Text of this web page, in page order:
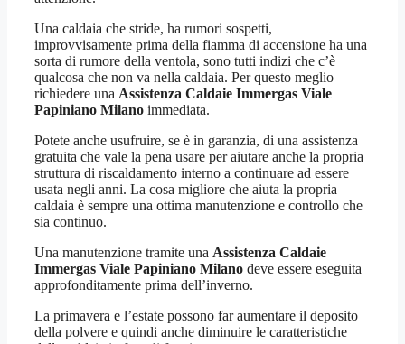
Una caldaia che stride, ha rumori sospetti,
improvvisamente prima della fiamma di accensione ha una
sorta di rumore della ventola, sono tutti indizi che c’è
qualcosa che non va nella caldaia. Per questo meglio
richiedere una Assistenza Caldaie Immergas Viale
Papiniano Milano immediata.
Potete anche usufruire, se è in garanzia, di una assistenza
gratuita che vale la pena usare per aiutare anche la propria
struttura di riscaldamento interno a continuare ad essere
usata negli anni. La cosa migliore che aiuta la propria
caldaia è sempre una ottima manutenzione e controllo che
sia continuo.
Una manutenzione tramite una Assistenza Caldaie
Immergas Viale Papiniano Milano deve essere eseguita
approfonditamente prima dell’inverno.
La primavera e l’estate possono far aumentare il deposito
della polvere e quindi anche diminuire le caratteristiche